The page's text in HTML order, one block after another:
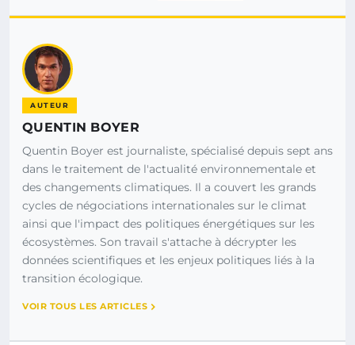
AUTEUR
QUENTIN BOYER
Quentin Boyer est journaliste, spécialisé depuis sept ans
dans le traitement de l'actualité environnementale et
des changements climatiques. Il a couvert les grands
cycles de négociations internationales sur le climat
ainsi que l'impact des politiques énergétiques sur les
écosystèmes. Son travail s'attache à décrypter les
données scientifiques et les enjeux politiques liés à la
transition écologique.
VOIR TOUS LES ARTICLES